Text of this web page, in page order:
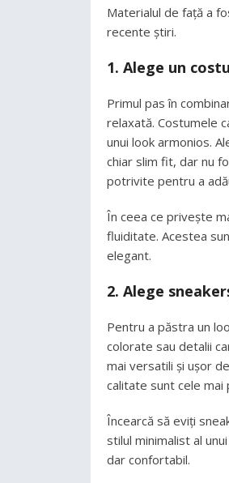
Materialul de față a
recente știri.
1. Alege un
Primul pas în
relaxată. Costumele
unui look armonios.
chiar slim fit, dar nu
potrivite pentru a
În ceea ce privește
fluiditate. Acestea
elegant.
2. Alege
Pentru a păstra un
colorate sau detalii
mai versatili și ușor
calitate sunt cele
Încearcă să eviți
stilul minimalist al
dar confortabil.